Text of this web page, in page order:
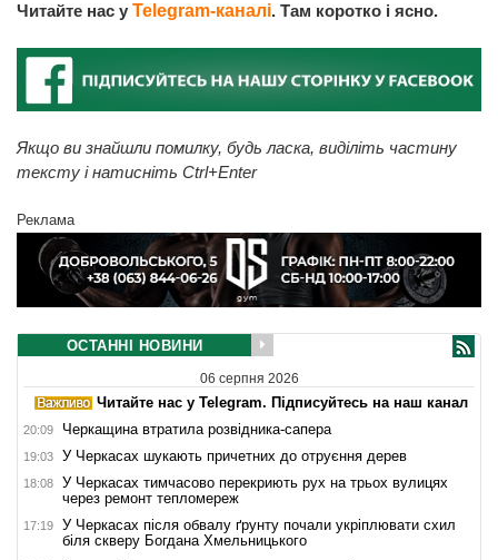
Читайте нас у Telegram-каналі. Там коротко і ясно.
Якщо ви знайшли помилку, будь ласка, виділіть частину
тексту і натисніть Ctrl+Enter
Реклама
ОСТАННІ НОВИНИ
06 серпня 2026
Читайте нас у Telegram. Підписуйтесь на наш канал
20:09 Черкащина втратила розвідника-сапера
19:03 У Черкасах шукають причетних до отруєння дерев
18:08
У Черкасах тимчасово перекриють рух на трьох вулицях
через ремонт тепломереж
17:19
У Черкасах після обвалу ґрунту почали укріплювати схил
біля скверу Богдана Хмельницького